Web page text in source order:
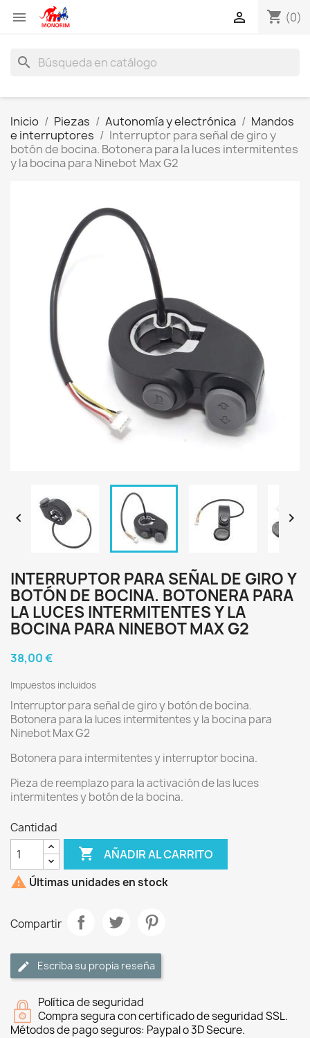
 shopping_cart (0)

search
Inicio Piezas Autonomía y electrónica
Mandos
e interruptores
Interruptor para señal de giro y
botón de bocina. Botonera para la luces intermitentes
y la bocina para Ninebot Max G2
 
INTERRUPTOR PARA SEÑAL DE GIRO Y
BOTÓN DE BOCINA. BOTONERA PARA
LA LUCES INTERMITENTES Y LA
BOCINA PARA NINEBOT MAX G2
38,00 €
Impuestos incluidos
Interruptor para señal de giro y botón de bocina.
Botonera para la luces intermitentes y la bocina para
Ninebot Max G2
Botonera para intermitentes y interruptor bocina.
Pieza de reemplazo para la activación de las luces
intermitentes y botón de la bocina.
Cantidad
 AÑADIR AL CARRITO
 Últimas unidades en stock
Compartir
Escriba su propia reseña
Política de seguridad
Compra segura con certificado de seguridad SSL.
Métodos de pago seguros: Paypal o 3D Secure.